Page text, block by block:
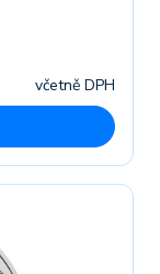
včetně DPH